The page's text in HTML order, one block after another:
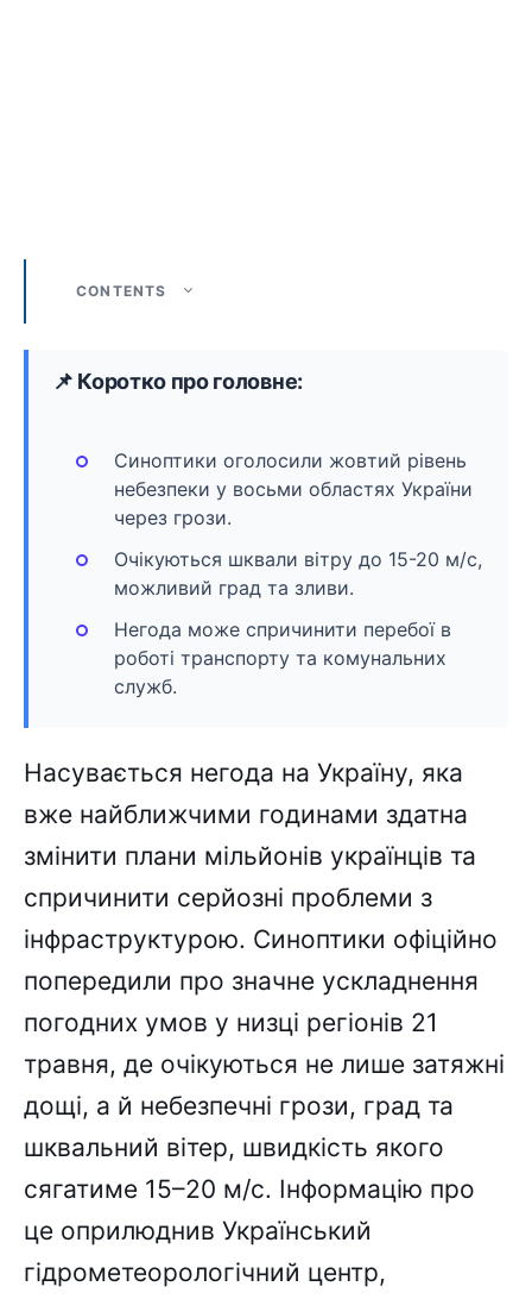
CONTENTS
📌 Коротко про головне:
Синоптики оголосили жовтий рівень
небезпеки у восьми областях України
через грози.
Очікуються шквали вітру до 15-20 м/с,
можливий град та зливи.
Негода може спричинити перебої в
роботі транспорту та комунальних
служб.
Насувається негода на Україну, яка
вже найближчими годинами здатна
змінити плани мільйонів українців та
спричинити серйозні проблеми з
інфраструктурою. Синоптики офіційно
попередили про значне ускладнення
погодних умов у низці регіонів 21
травня, де очікуються не лише затяжні
дощі, а й небезпечні грози, град та
шквальний вітер, швидкість якого
сягатиме 15–20 м/с. Інформацію про
це оприлюднив Український
гідрометеорологічний центр,